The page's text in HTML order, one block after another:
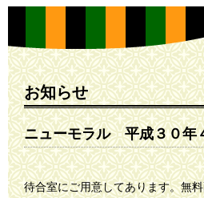
お知らせ
ニューモラル 平成３０年
待合室にご用意してあります。無